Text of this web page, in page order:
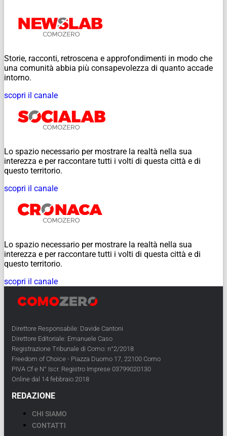
Storie, racconti, retroscena e approfondimenti in modo che
una comunità abbia più consapevolezza di quanto accade
intorno.
scopri il canale
Lo spazio necessario per mostrare la realtà nella sua
interezza e per raccontare tutti i volti di questa città e di
questo territorio.
scopri il canale
Lo spazio necessario per mostrare la realtà nella sua
interezza e per raccontare tutti i volti di questa città e di
questo territorio.
scopri il canale
Direttore Responsabile: Davide Cantoni
Direttore Editoriale: Emanuele Caso
Registrazione Tribunale di Como: n°2/2018
Freedom of Choice - Piazza Duomo 17, 22100 Como
PIVA Cf e N° Iscr. Registro Imprese 03799020130
Online dal 14 febbraio 2018
REDAZIONE
CHI SIAMO
CONTATTI